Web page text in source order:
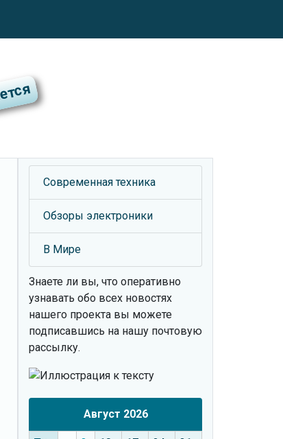
Современная техника
Обзоры электроники
В Мире
Знаете ли вы, что оперативно
узнавать обо всех новостях
нашего проекта вы можете
подписавшись на нашу почтовую
рассылку.
Август 2026